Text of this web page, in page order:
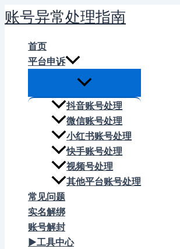
跳
至
账号异常处理指南
首页
平台申诉
抖音账号处理
微信账号处理
小红书账号处理
快手账号处理
视频号处理
其他平台账号处理
常见问题
实名解绑
账号解封
▶工具中心